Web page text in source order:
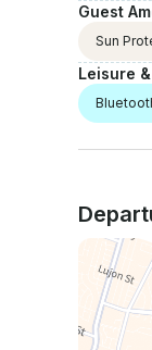
Guest
Sun
Leisure